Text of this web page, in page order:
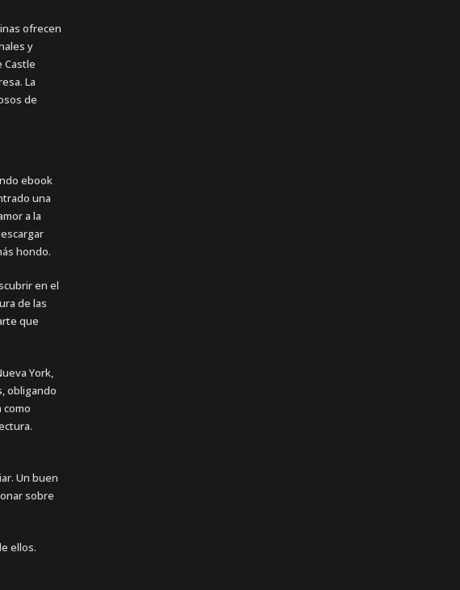
ofrecen
y
Castle
La
de
ebook
una
a la
hondo.
en el
de las
que
York,
obligando
como
Un buen
sobre
ellos.